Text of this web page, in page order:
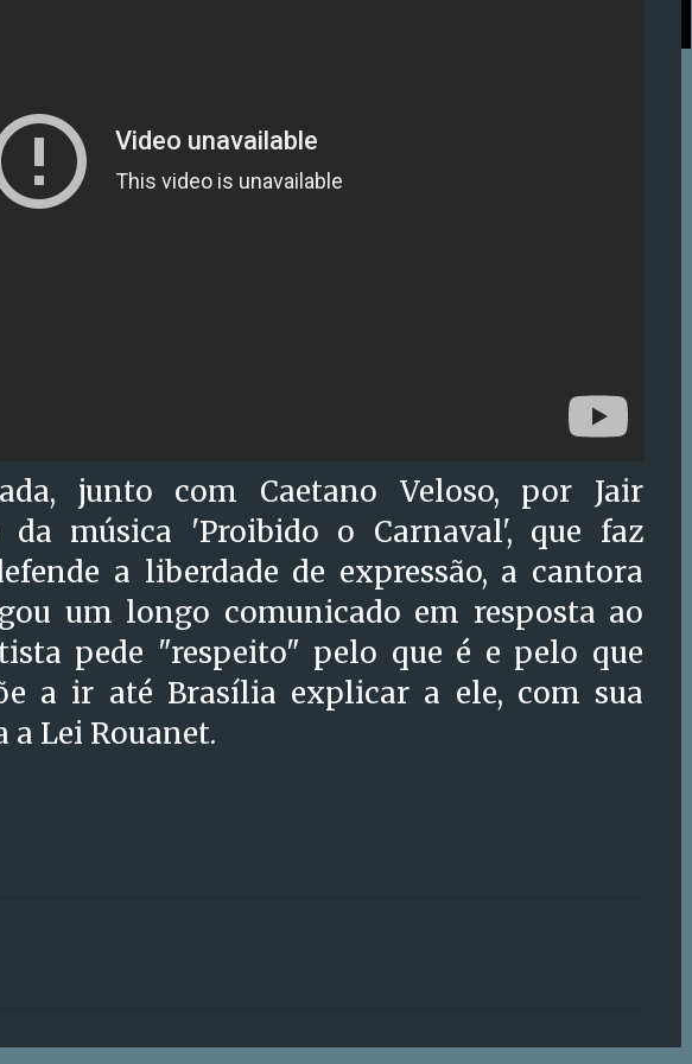
junto com Caetano Veloso, por Jair
música 'Proibido o Carnaval', que faz
a liberdade de expressão, a cantora
um longo comunicado em resposta ao
pede "respeito" pelo que é e pelo que
a ir até Brasília explicar a ele, com sua
a Lei Rouanet.